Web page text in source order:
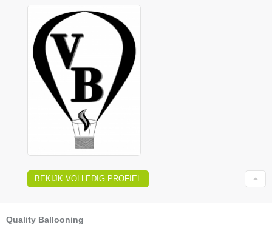
BEKIJK VOLLEDIG PROFIEL
Quality Ballooning